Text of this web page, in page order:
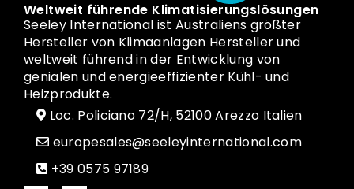
Weltweit führende Klimatisierungslösungen
Seeley International ist Australiens größter
Hersteller von Klimaanlagen Hersteller und
weltweit führend in der Entwicklung von
genialen und energieeffizienter Kühl- und
Heizprodukte.
Loc. Policiano 72/H, 52100 Arezzo Italien
europesales@seeleyinternational.com
+39 0575 97189